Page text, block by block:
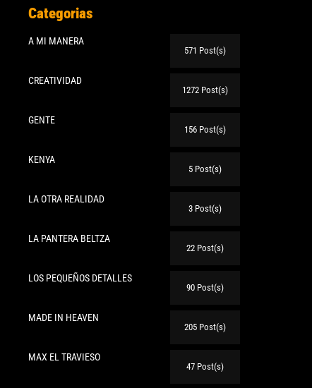
Categorias
A MI MANERA
571 Post(s)
CREATIVIDAD
1272 Post(s)
GENTE
156 Post(s)
KENYA
5 Post(s)
LA OTRA REALIDAD
3 Post(s)
LA PANTERA BELTZA
22 Post(s)
LOS PEQUEÑOS DETALLES
90 Post(s)
MADE IN HEAVEN
205 Post(s)
MAX EL TRAVIESO
47 Post(s)